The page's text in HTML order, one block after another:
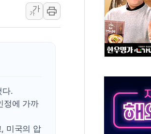
9월 동결 전망 우세
정' 체결… 이스라엘·이란 위협에 맞설 자체 억
美 고용 쇼크에 반도체주 '활짝'
가
가
다.
정에 가까
미국의 압